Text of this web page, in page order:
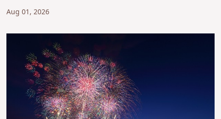
Aug 01, 2026